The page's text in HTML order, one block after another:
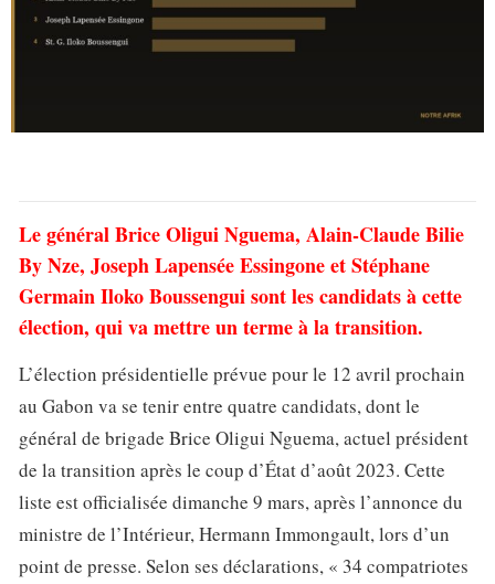
Le général Brice Oligui Nguema, Alain-Claude Bilie
By Nze, Joseph Lapensée Essingone et Stéphane
Germain Iloko Boussengui sont les candidats à cette
élection, qui va mettre un terme à la transition.
L’élection présidentielle prévue pour le 12 avril prochain
au Gabon va se tenir entre quatre candidats, dont le
général de brigade Brice Oligui Nguema, actuel président
de la transition après le coup d’État d’août 2023. Cette
liste est officialisée dimanche 9 mars, après l’annonce du
ministre de l’Intérieur, Hermann Immongault, lors d’un
point de presse. Selon ses déclarations, « 34 compatriotes